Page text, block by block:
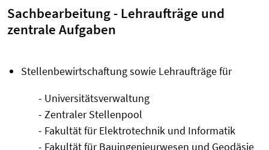
Sachbearbeitung - Lehraufträge und
zentrale Aufgaben
Stellenbewirtschaftung sowie Lehraufträge für
- Universitätsverwaltung
- Zentraler Stellenpool
- Fakultät für Elektrotechnik und Informatik
- Fakultät für Bauingenieurwesen und Geodäsie